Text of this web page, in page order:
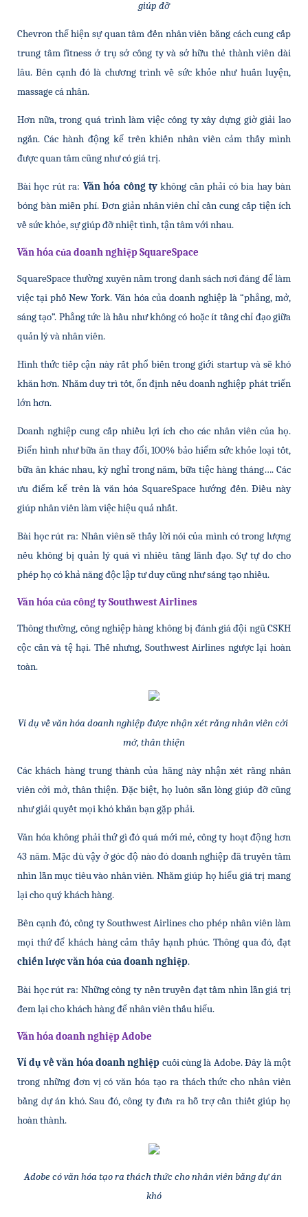
giúp đỡ
Chevron thể hiện sự quan tâm đến nhân viên bằng cách cung cấp
trung tâm fitness ở trụ sở công ty và sở hữu thẻ thành viên dài
lâu. Bên cạnh đó là chương trình về sức khỏe như huấn luyện,
massage cá nhân.
Hơn nữa, trong quá trình làm việc công ty xây dựng giờ giải lao
ngắn. Các hành động kể trên khiến nhân viên cảm thấy mình
được quan tâm cũng như có giá trị.
Bài học rút ra: Văn hóa công ty không cần phải có bia hay bàn
bóng bàn miễn phí. Đơn giản nhân viên chỉ cần cung cấp tiện ích
về sức khỏe, sự giúp đỡ nhiệt tình, tận tâm với nhau.
Văn hóa của doanh nghiệp SquareSpace
SquareSpace thường xuyên nằm trong danh sách nơi đáng để làm
việc tại phố New York. Văn hóa của doanh nghiệp là “phẳng, mở,
sáng tạo”. Phẳng tức là hầu như không có hoặc ít tầng chỉ đạo giữa
quản lý và nhân viên.
Hình thức tiếp cận này rất phổ biến trong giới startup và sẽ khó
khăn hơn. Nhằm duy trì tốt, ổn định nếu doanh nghiệp phát triển
lớn hơn.
Doanh nghiệp cung cấp nhiều lợi ích cho các nhân viên của họ.
Điển hình như bữa ăn thay đổi, 100% bảo hiểm sức khỏe loại tốt,
bữa ăn khác nhau, kỳ nghỉ trong năm, bữa tiệc hàng tháng…. Các
ưu điểm kể trên là văn hóa SquareSpace hướng đến. Điều này
giúp nhân viên làm việc hiệu quả nhất.
Bài học rút ra: Nhân viên sẽ thấy lời nói của mình có trong lượng
nếu không bị quản lý quá vì nhiều tầng lãnh đạo. Sự tự do cho
phép họ có khả năng độc lập tư duy cũng như sáng tạo nhiều.
Văn hóa của công ty Southwest Airlines
Thông thường, công nghiệp hàng không bị đánh giá đội ngũ CSKH
cộc cằn và tệ hại. Thế nhưng, Southwest Airlines ngược lại hoàn
toàn.
Ví dụ về văn hóa doanh nghiệp được nhận xét rằng nhân viên cởi
mở, thân thiện
Các khách hàng trung thành của hãng này nhận xét rằng nhân
viên cởi mở, thân thiện. Đặc biệt, họ luôn sẵn lòng giúp đỡ cũng
như giải quyết mọi khó khăn bạn gặp phải.
Văn hóa không phải thứ gì đó quá mới mẻ, công ty hoạt động hơn
43 năm. Mặc dù vậy ở góc độ nào đó doanh nghiệp đã truyền tầm
nhìn lẫn mục tiêu vào nhân viên. Nhằm giúp họ hiểu giá trị mang
lại cho quý khách hàng.
Bên cạnh đó, công ty Southwest Airlines cho phép nhân viên làm
chiến lược văn hóa của doanh nghiệp.
Bài học rút ra: Những công ty nền truyền đạt tầm nhìn lẫn giá trị
đem lại cho khách hàng để nhân viên thấu hiểu.
Văn hóa doanh nghiệp Adobe
Ví dụ về văn hóa doanh nghiệp cuối cùng là Adobe. Đây là một
trong những đơn vị có văn hóa tạo ra thách thức cho nhân viên
bằng dự án khó. Sau đó, công ty đưa ra hỗ trợ cần thiết giúp họ
hoàn thành.
Adobe có văn hóa tạo ra thách thức cho nhân viên bằng dự án
khó